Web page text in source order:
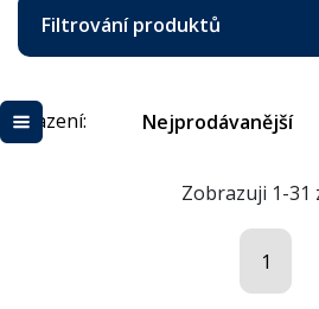
Filtrování produktů
Řazení: Nejprodávanější
Zobrazuji 1-31
1